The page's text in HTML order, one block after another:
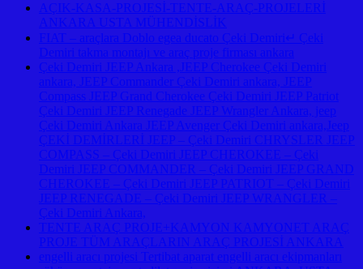
AÇIK-KASA-PROJESİ-TENTE-ARAÇ-PROJELERİ
ANKARA USTA MÜHENDİSLİK
FIAT – araçlara Doblo egea ducato Çeki Demiri↵ Çeki
Demiri takma montajı ve araç proje firması ankara
Çeki Demiri JEEP Ankara ,JEEP Cherokee Çeki Demiri
ankara, JEEP Commander Çeki Demiri ankara, JEEP
Compass JEEP Grand Cherokee Çeki Demiri JEEP Patriot
Çeki Demiri JEEP Renegade JEEP Wrangler Ankara, jeep
Çeki Demiri Ankara JEEP Avenger Çeki Demiri ankara,Jeep
ÇEKİ DEMİRLERİ JEEP – Çeki Demiri CHRYSLER JEEP
COMPASS – Çeki Demiri JEEP CHEROKEE – Çeki
Demiri JEEP COMMANDER – Çeki Demiri JEEP GRAND
CHEROKEE – Çeki Demiri JEEP PATRIOT – Çeki Demiri
JEEP RENEGADE – Çeki Demiri JEEP WRANGLER –
Çeki Demiri Ankara,
TENTE ARAÇ PROJE+KAMYON KAMYONET ARAÇ
PROJE TÜM ARAÇLARIN ARAÇ PROJESİ ANKARA
engelli aracı projesi Tertibat aparat engelli aracı ekipmanları